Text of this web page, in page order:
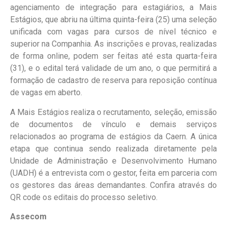
agenciamento de integração para estagiários, a Mais
Estágios, que abriu na última quinta-feira (25) uma seleção
unificada com vagas para cursos de nível técnico e
superior na Companhia. As inscrições e provas, realizadas
de forma online, podem ser feitas até esta quarta-feira
(31), e o edital terá validade de um ano, o que permitirá a
formação de cadastro de reserva para reposição contínua
de vagas em aberto.
A Mais Estágios realiza o recrutamento, seleção, emissão
de documentos de vínculo e demais serviços
relacionados ao programa de estágios da Caern. A única
etapa que continua sendo realizada diretamente pela
Unidade de Administração e Desenvolvimento Humano
(UADH) é a entrevista com o gestor, feita em parceria com
os gestores das áreas demandantes. Confira através do
QR code os editais do processo seletivo.
Assecom